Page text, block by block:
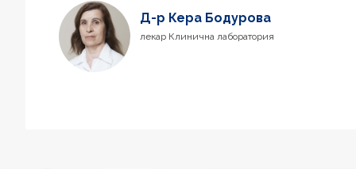
Д-р Кера Бодурова
лекар Клинична лаборатория